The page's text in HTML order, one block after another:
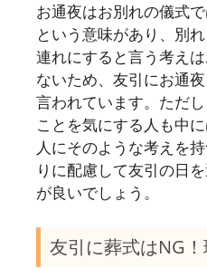
お通夜はお別れの儀式
という意味があり、別
連れにすると言う考え
ないため、友引にお通
言われています。ただ
ことを気にする人も中
人にそのような考えを
りに配慮して友引の日
が良いでしょう。
友引に葬式はNG！